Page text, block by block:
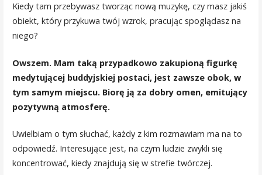
Kiedy tam przebywasz tworząc nową muzykę, czy masz jakiś
obiekt, który przykuwa twój wzrok, pracując spoglądasz na
niego?
Owszem. Mam taką przypadkowo zakupioną figurkę
medytującej buddyjskiej postaci, jest zawsze obok, w
tym samym miejscu. Biorę ją za dobry omen, emitujący
pozytywną atmosferę.
Uwielbiam o tym słuchać, każdy z kim rozmawiam ma na to
odpowiedź. Interesujące jest, na czym ludzie zwykli się
koncentrować, kiedy znajdują się w strefie twórczej.